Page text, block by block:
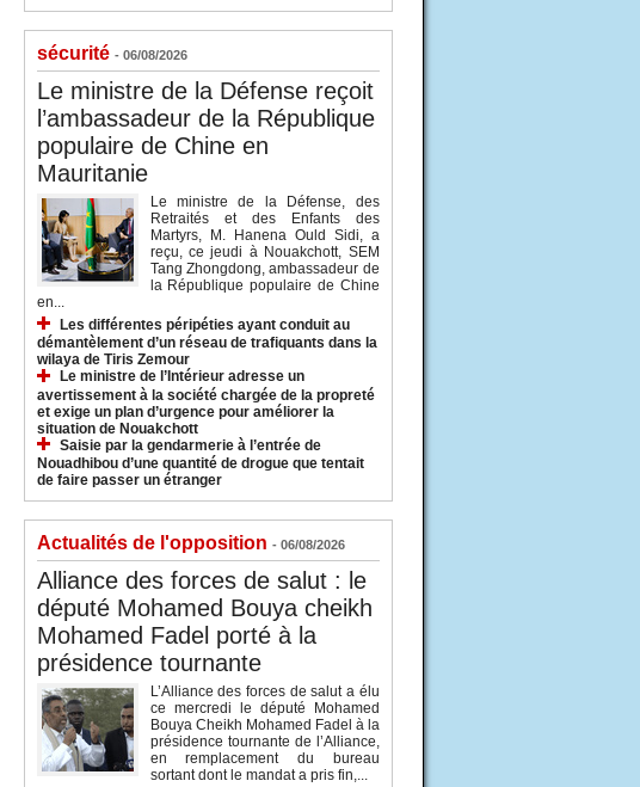
sécurité - 06/08/2026
Le ministre de la Défense reçoit
l’ambassadeur de la République
populaire de Chine en
Mauritanie
Le ministre de la Défense, des
Retraités et des Enfants des
Martyrs, M. Hanena Ould Sidi, a
reçu, ce jeudi à Nouakchott, SEM
Tang Zhongdong, ambassadeur de
la République populaire de Chine
en...
Les différentes péripéties ayant conduit au
démantèlement d’un réseau de trafiquants dans la
wilaya de Tiris Zemour
Le ministre de l’Intérieur adresse un
avertissement à la société chargée de la propreté
et exige un plan d’urgence pour améliorer la
situation de Nouakchott
Saisie par la gendarmerie à l’entrée de
Nouadhibou d’une quantité de drogue que tentait
de faire passer un étranger
Actualités de l'opposition - 06/08/2026
Alliance des forces de salut : le
député Mohamed Bouya cheikh
Mohamed Fadel porté à la
présidence tournante
L’Alliance des forces de salut a élu
ce mercredi le député Mohamed
Bouya Cheikh Mohamed Fadel à la
présidence tournante de l’Alliance,
en remplacement du bureau
sortant dont le mandat a pris fin,...